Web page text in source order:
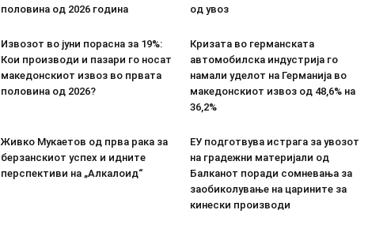
половина од 2026 година
од увоз
Извозот во јуни порасна за 19%:
Кои производи и пазари го носат
македонскиот извоз во првата
половина од 2026?
Кризата во германската
автомобилска индустрија го
намали уделот на Германија во
македонскиот извоз од 48,6% на
36,2%
Живко Мукаетов од прва рака за
берзанскиот успех и идните
перспективи на „Алкалоид“
ЕУ подготвува истрага за увозот
на градежни материјали од
Балканот поради сомневања за
заобиколување на царините за
кинески производи